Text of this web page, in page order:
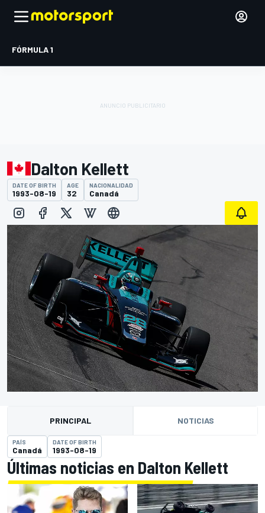
FÓRMULA 1
Dalton Kellett
DATE OF BIRTH
1993-08-19
AGE
32
NACIONALIDAD
Canadá
PRINCIPAL NOTICIAS
PAÍS
Canadá
DATE OF BIRTH
1993-08-19
Últimas noticias en Dalton Kellett